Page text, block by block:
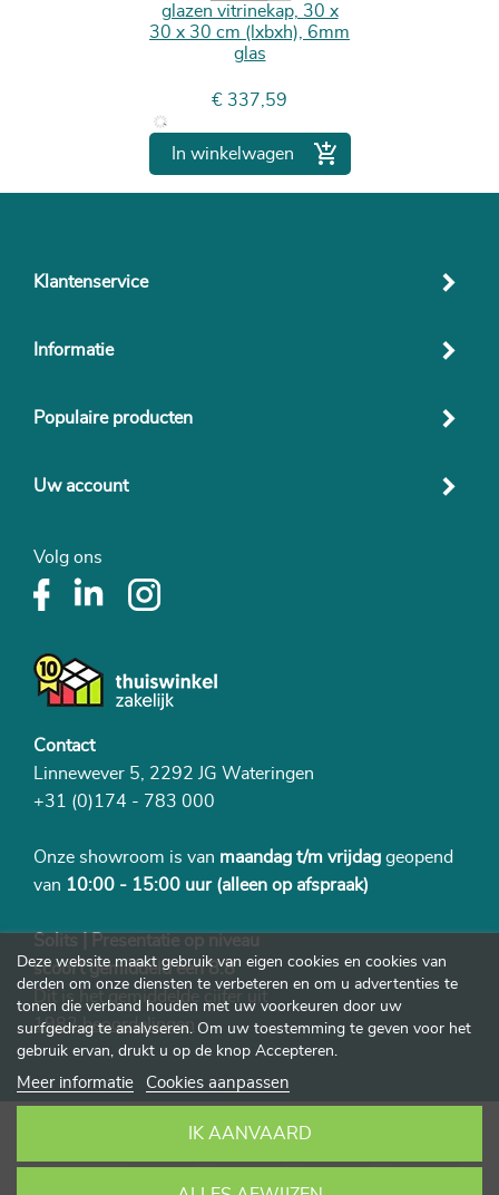
glazen vitrinekap, 30 x
30 x 30 cm (lxbxh), 6mm
glas
Prijs
€ 337,59
In winkelwagen 
Klantenservice
Informatie
Populaire producten
Uw account
Volg ons
Contact
Linnewever 5, 2292 JG Wateringen
+31 (0)174 - 783 000
Onze showroom is van maandag t/m vrijdag geopend
van 10:00 - 15:00 uur (alleen op afspraak)
Solits | Presentatie op niveau
scoort gemiddeld een 8.8
Dit is het gemiddelde cijfer uit
1982 beoordelingen
Deze website maakt gebruik van eigen cookies en cookies van
derden om onze diensten te verbeteren en om u advertenties te
tonen die verband houden met uw voorkeuren door uw
surfgedrag te analyseren. Om uw toestemming te geven voor het
gebruik ervan, drukt u op de knop Accepteren.
Meer informatie Cookies aanpassen
IK AANVAARD